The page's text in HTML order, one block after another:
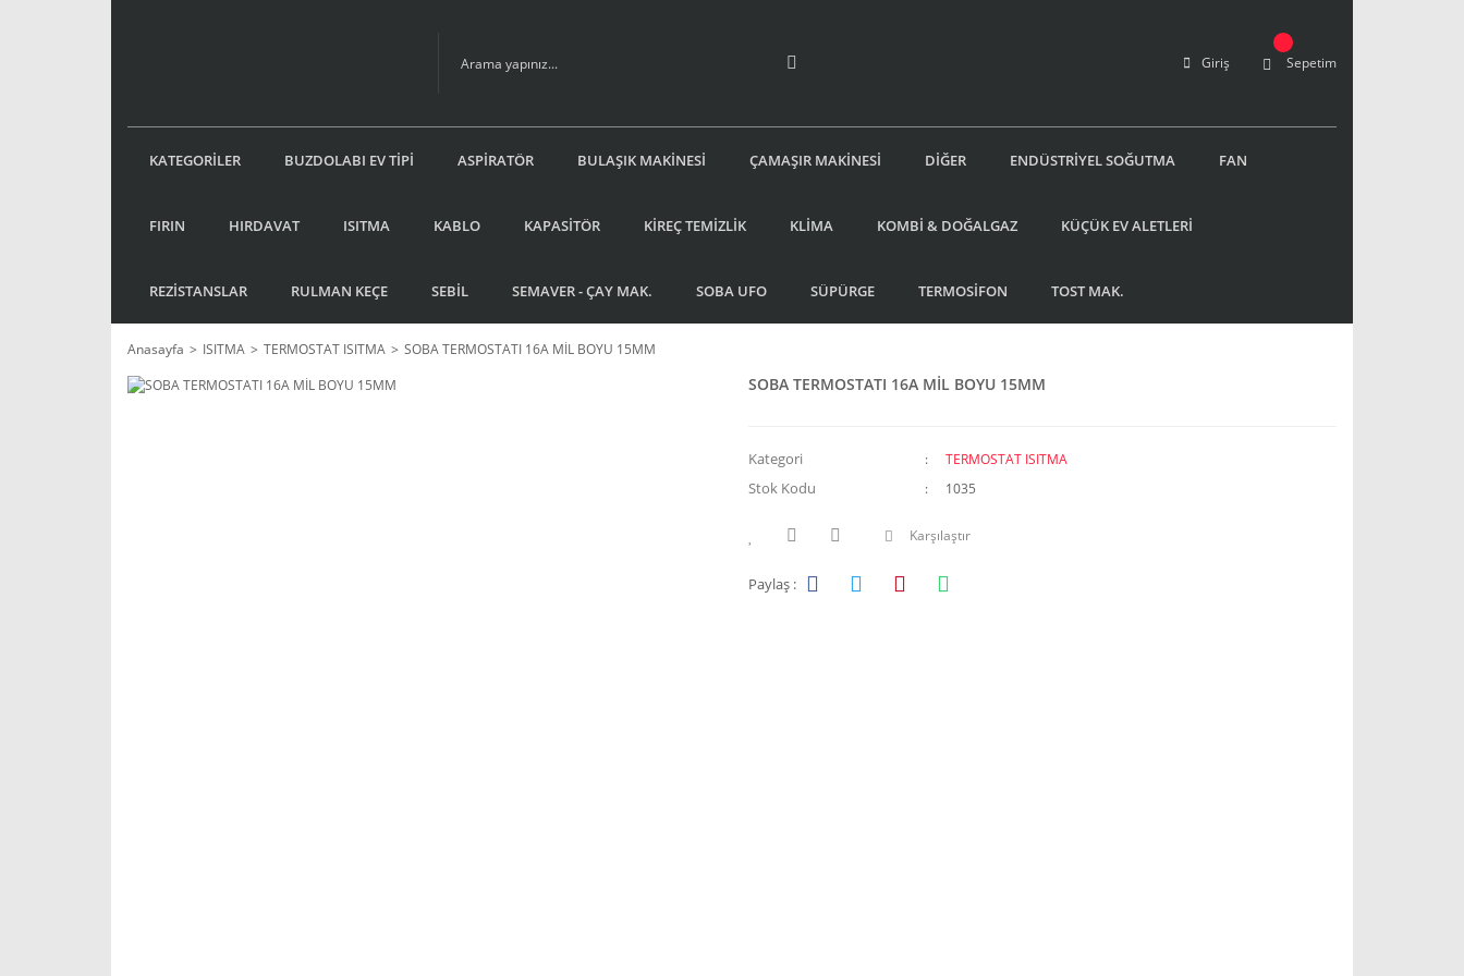
Giriş Sepetim
KATEGORİLER BUZDOLABI EV TİPİ ASPİRATÖR BULAŞIK MAKİNESİ ÇAMAŞIR MAKİNESİ DİĞER ENDÜSTRİYEL SOĞUTMA FAN
FIRIN HIRDAVAT ISITMA KABLO KAPASİTÖR KİREÇ TEMİZLİK KLİMA KOMBİ & DOĞALGAZ KÜÇÜK EV ALETLERİ
REZİSTANSLAR RULMAN KEÇE SEBİL SEMAVER - ÇAY MAK. SOBA UFO SÜPÜRGE TERMOSİFON TOST MAK.
Anasayfa ISITMA TERMOSTAT ISITMA SOBA TERMOSTATI 16A MİL BOYU 15MM
SOBA TERMOSTATI 16A MİL BOYU 15MM
Kategori TERMOSTAT ISITMA
Stok Kodu 1035
Karşılaştır
Paylaş :